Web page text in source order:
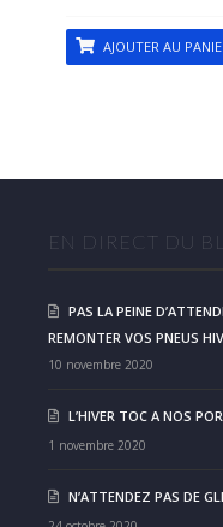
AJOUTER AU
EN DIRECT DU
PAS LA PEINE
REMONTER VOS PNEUS
10 novembre 2020
L’HIVER TOC A NOS
1 novembre 2020
N’ATTENDEZ PAS DE